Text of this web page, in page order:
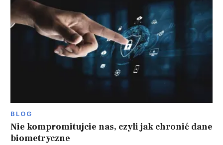
BLOG
Nie kompromitujcie nas, czyli jak chronić dane
biometryczne